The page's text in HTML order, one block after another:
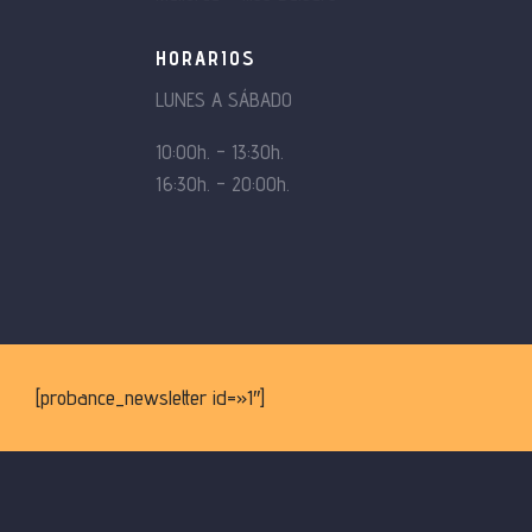
HORARIOS
LUNES A SÁBADO
10:00h. – 13:30h.
16:30h. – 20:00h.
[probance_newsletter id=»1″]